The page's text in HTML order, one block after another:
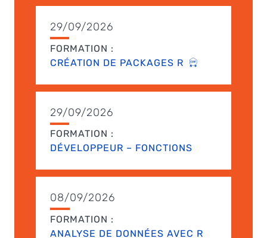
29/09/2026
FORMATION :
CRÉATION DE PACKAGES R
29/09/2026
FORMATION :
DÉVELOPPEUR – FONCTIONS
08/09/2026
FORMATION :
ANALYSE DE DONNÉES AVEC R